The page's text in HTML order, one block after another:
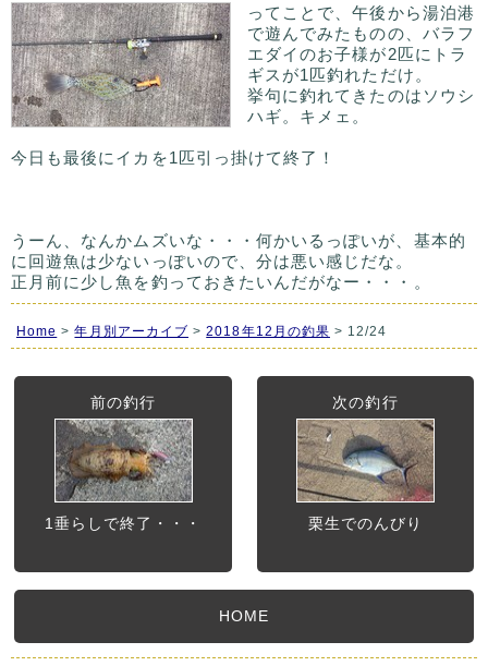
ってことで、午後から湯泊港
で遊んでみたものの、バラフ
エダイのお子様が2匹にトラ
ギスが1匹釣れただけ。
挙句に釣れてきたのはソウシ
ハギ。キメェ。
今日も最後にイカを1匹引っ掛けて終了！
うーん、なんかムズいな・・・何かいるっぽいが、基本的
に回遊魚は少ないっぽいので、分は悪い感じだな。
正月前に少し魚を釣っておきたいんだがなー・・・。
Home >年月別アーカイブ >2018年12月の釣果 > 12/24
前の釣行
1垂らしで終了・・・
次の釣行
栗生でのんびり
HOME